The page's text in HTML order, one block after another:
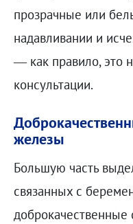
прозрачные или
надавливании и
— как правило, это
консультации.
железы
Большую часть
связанных с
доброкачественные